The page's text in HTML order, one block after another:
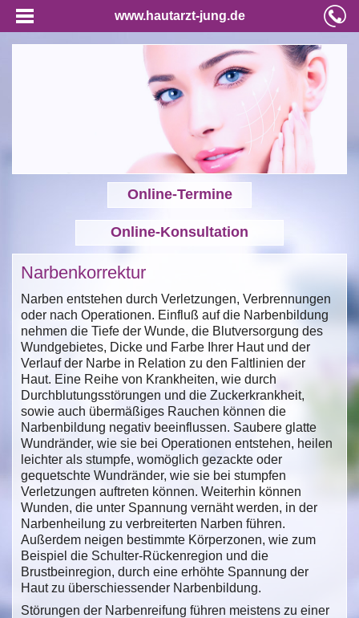
www.hautarzt-jung.de
Online-Termine
Online-Konsultation
Narbenkorrektur
Narben entstehen durch Verletzungen, Verbrennungen
oder nach Operationen. Einfluß auf die Narbenbildung
nehmen die Tiefe der Wunde, die Blutversorgung des
Wundgebietes, Dicke und Farbe Ihrer Haut und der
Verlauf der Narbe in Relation zu den Faltlinien der
Haut. Eine Reihe von Krankheiten, wie durch
Durchblutungsstörungen und die Zuckerkrankheit,
sowie auch übermäßiges Rauchen können die
Narbenbildung negativ beeinflussen. Saubere glatte
Wundränder, wie sie bei Operationen entstehen, heilen
leichter als stumpfe, womöglich gezackte oder
gequetschte Wundränder, wie sie bei stumpfen
Verletzungen auftreten können. Weiterhin können
Wunden, die unter Spannung vernäht werden, in der
Narbenheilung zu verbreiterten Narben führen.
Außerdem neigen bestimmte Körperzonen, wie zum
Beispiel die Schulter-Rückenregion und die
Brustbeinregion, durch eine erhöhte Spannung der
Haut zu überschiessender Narbenbildung.
Störungen der Narbenreifung führen meistens zu einer